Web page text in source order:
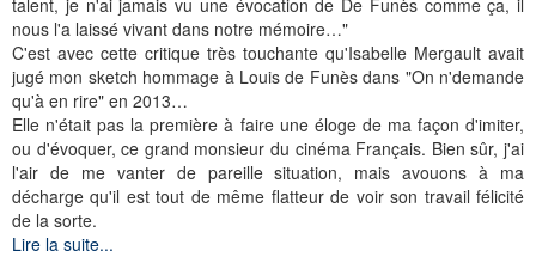
talent, je n'ai jamais vu une évocation de De Funès comme ça, il
nous l'a laissé vivant dans notre mémoire…"
C'est avec cette critique très touchante qu'Isabelle Mergault avait
jugé mon sketch hommage à Louis de Funès dans "On n'demande
qu'à en rire" en 2013…
Elle n'était pas la première à faire une éloge de ma façon d'imiter,
ou d'évoquer, ce grand monsieur du cinéma Français. Bien sûr, j'ai
l'air de me vanter de pareille situation, mais avouons à ma
décharge qu'il est tout de même flatteur de voir son travail félicité
de la sorte.
Lire la suite...